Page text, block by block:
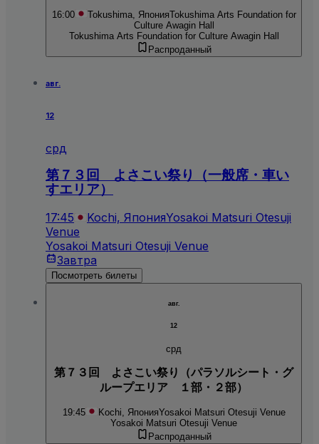
16:00 Tokushima, ЯпонияTokushima Arts Foundation for
Culture Awagin Hall
Tokushima Arts Foundation for Culture Awagin Hall
Распроданный
авг.
12
срд
第７３回 よさこい祭り（一般席・車い
すエリア）
17:45 Kochi, ЯпонияYosakoi Matsuri Otesuji
Venue
Yosakoi Matsuri Otesuji Venue
Завтра
Посмотреть билеты
авг.
12
срд
第７３回 よさこい祭り（パラソルシート・グ
ループエリア １部・２部）
19:45 Kochi, ЯпонияYosakoi Matsuri Otesuji Venue
Yosakoi Matsuri Otesuji Venue
Распроданный